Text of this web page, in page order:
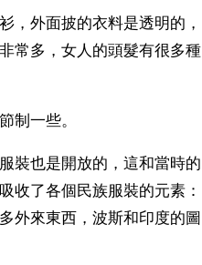
，外面披的衣料是透明的，
常多，女人的頭髮有很多種
制一些。
裝也是開放的，這和當時的
收了各個民族服裝的元素：
外來東西，波斯和印度的圖